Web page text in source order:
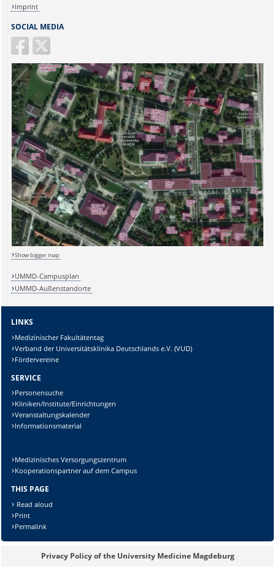
Sicherheitsabfrage:
SOCIAL MEDIA
Imprint
Show bigger map
UMMD-Campusplan
UMMD-Außenstandorte
LINKS
Medizinischer Fakultätentag
Verband der Universitätsklinika Deutschlands e.V. (VUD)
Fördervereine
SERVICE
Personensuche
Kliniken/Institute/Einrichtungen
Veranstaltungskalender
Informationsmaterial
Medizinisches Versorgungszentrum
Kooperationspartner auf dem Campus
THIS PAGE
Read aloud
Print
Permalink
Privacy Policy of the University Medicine Magdeburg